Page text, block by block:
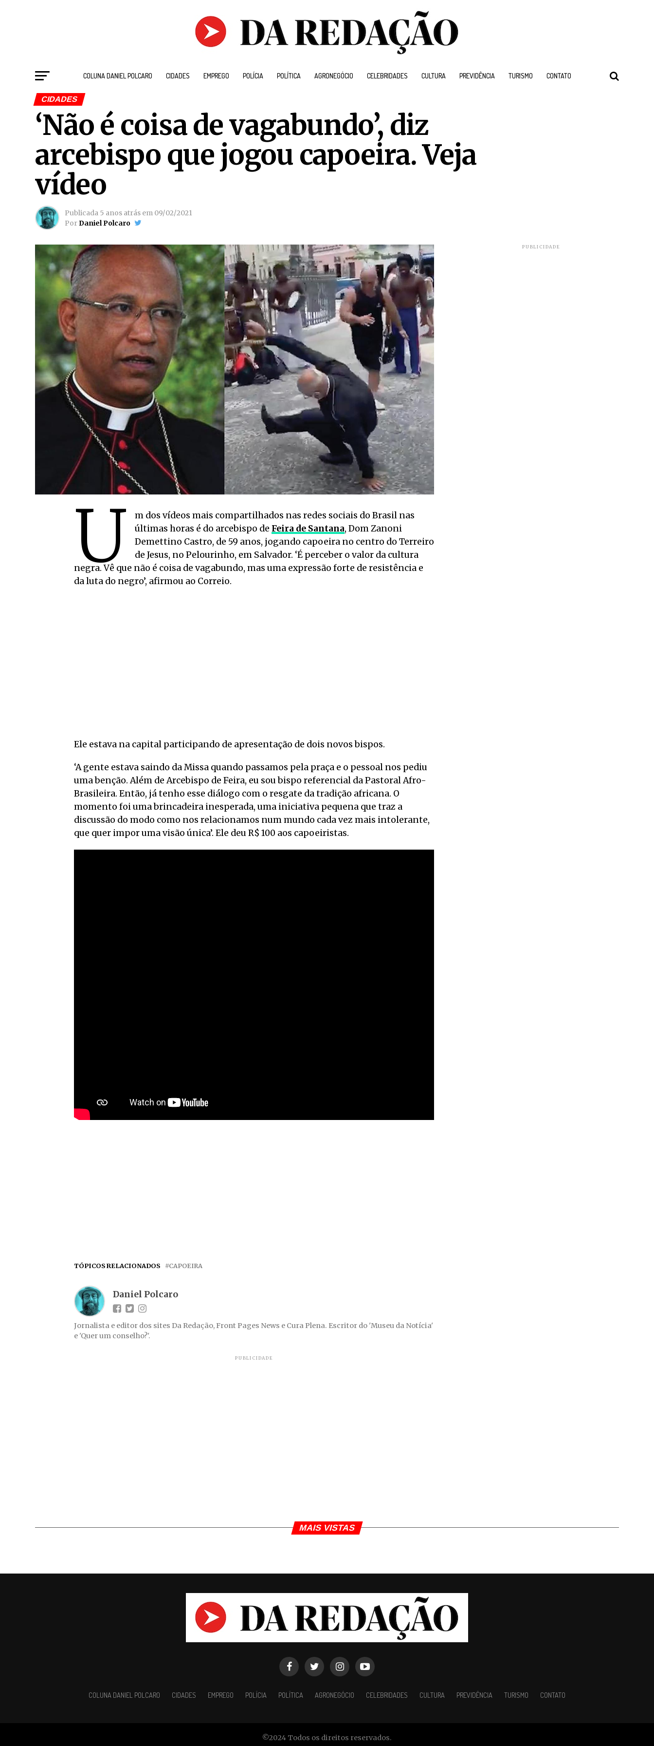
COLUNA DANIEL POLCARO CIDADES EMPREGO POLÍCIA POLÍTICA AGRONEGÓCIO CELEBRIDADES CULTURA PREVIDÊNCIA TURISMO CONTATO
CIDADES
‘Não é coisa de vagabundo’, diz
arcebispo que jogou capoeira. Veja
vídeo
Publicada 5 anos atrás em 09/02/2021
PorDaniel Polcaro
U
m dos vídeos mais compartilhados nas redes sociais do Brasil nas
últimas horas é do arcebispo de Feira de Santana, Dom Zanoni
Demettino Castro, de 59 anos, jogando capoeira no centro do Terreiro
de Jesus, no Pelourinho, em Salvador. ‘É perceber o valor da cultura
negra. Vê que não é coisa de vagabundo, mas uma expressão forte de resistência e
da luta do negro’, afirmou ao Correio.
Ele estava na capital participando de apresentação de dois novos bispos.
‘A gente estava saindo da Missa quando passamos pela praça e o pessoal nos pediu
uma benção. Além de Arcebispo de Feira, eu sou bispo referencial da Pastoral Afro-
Brasileira. Então, já tenho esse diálogo com o resgate da tradição africana. O
momento foi uma brincadeira inesperada, uma iniciativa pequena que traz a
discussão do modo como nos relacionamos num mundo cada vez mais intolerante,
que quer impor uma visão única’. Ele deu R$ 100 aos capoeiristas.
TÓPICOS RELACIONADOS CAPOEIRA
Daniel Polcaro
Jornalista e editor dos sites Da Redação, Front Pages News e Cura Plena. Escritor do 'Museu da Notícia'
e 'Quer um conselho?'.
PUBLICIDADE
PUBLICIDADE
MAIS VISTAS
COLUNA DANIEL POLCARO CIDADES EMPREGO POLÍCIA POLÍTICA AGRONEGÓCIO CELEBRIDADES CULTURA PREVIDÊNCIA TURISMO CONTATO
©2024 Todos os direitos reservados.